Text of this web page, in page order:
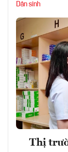
Dân sinh
Thị